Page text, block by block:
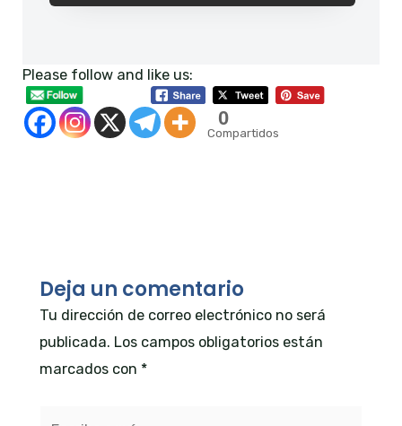
Please follow and like us:
0
Compartidos
Deja un comentario
Tu dirección de correo electrónico no será
publicada. Los campos obligatorios están
marcados con *